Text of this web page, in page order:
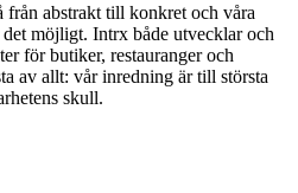
abstrakt till konkret och våra
möjligt. Intrx både utvecklar och
för butiker, restauranger och
av allt: vår inredning är till största
skull.